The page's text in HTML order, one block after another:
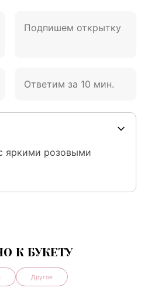
Подпишем открытку
Ответим за 10 мин.
яркими розовыми
К БУКЕТУ
Другое